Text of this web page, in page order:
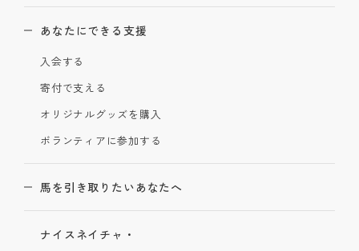
あなたにできる支援
入会する
寄付で支える
オリジナルグッズを購入
ボランティアに参加する
馬を引き取りたいあなたへ
ナイスネイチャ・